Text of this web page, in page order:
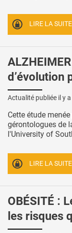
LIRE LA SUITE
d’évolution
Actualité publiée il y a
Cette étude
gérontologues de
l'University of
LIRE LA SUITE
OBÉSITÉ :
les risques